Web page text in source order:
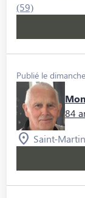
(59)
Publié le
84
Saint-